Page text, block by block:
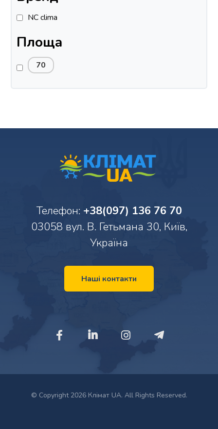
NC clima
Площа
70
Телефон: +38(097) 136 76 70
03058 вул. В. Гетьмана 30, Київ,
Україна
Наші контакти
© Copyright 2026 Клімат UA. All Rights Reserved.